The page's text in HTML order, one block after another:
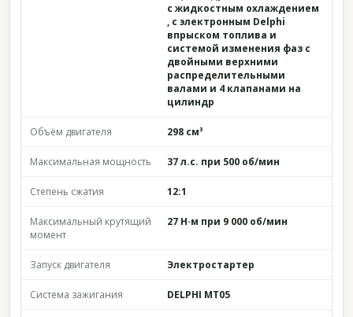
с жидкостным охлаждением
, с электронным Delphi
впрыском топлива и
системой изменения фаз с
двойными верхними
распределительными
валами и 4 клапанами на
цилиндр
Объём двигателя 298 см³
Максимальная мощность 37 л.с. при 500 об/мин
Степень сжатия 12:1
Максимальный крутящий
момент
27 Н·м при 9 000 об/мин
Запуск двигателя Электростартер
Система зажигания DELPHI MT05